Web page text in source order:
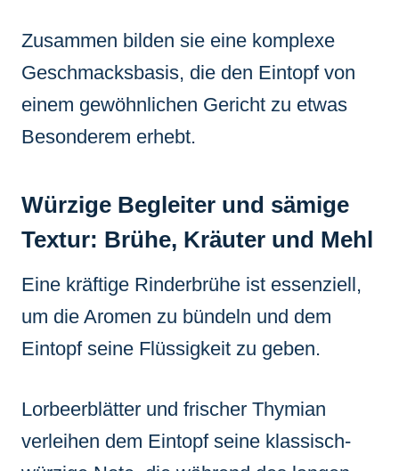
Zusammen bilden sie eine komplexe
Geschmacksbasis, die den Eintopf von
einem gewöhnlichen Gericht zu etwas
Besonderem erhebt.
Würzige Begleiter und sämige
Textur: Brühe, Kräuter und Mehl
Eine kräftige Rinderbrühe ist essenziell,
um die Aromen zu bündeln und dem
Eintopf seine Flüssigkeit zu geben.
Lorbeerblätter und frischer Thymian
verleihen dem Eintopf seine klassisch-